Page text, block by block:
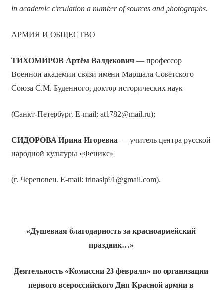
in academic circulation a number of sources and photographs.
АРМИЯ И ОБЩЕСТВО
ТИХОМИРОВ Артём Валдекович— профессор
Военной академии связи имени Маршала Советского
Союза С.М. Буденного, доктор исторических наук
(Санкт-Петербург. E-mail: at1782@mail.ru);
СИДОРОВА Ирина Игоревна — учитель центра русской
народной культуры «Феникс»
(г. Череповец. E-mail: irinaslp91@gmail.com).
«Душевная благодарность за красноармейский
праздник…»
Деятельность «Комиссии 23 февраля» по организации
первого всероссийского Дня Красной армии в